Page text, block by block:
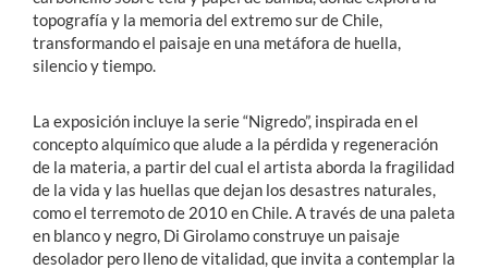
topografía y la memoria del extremo sur de Chile,
transformando el paisaje en una metáfora de huella,
silencio y tiempo.
La exposición incluye la serie “Nigredo”, inspirada en el
concepto alquímico que alude a la pérdida y regeneración
de la materia, a partir del cual el artista aborda la fragilidad
de la vida y las huellas que dejan los desastres naturales,
como el terremoto de 2010 en Chile. A través de una paleta
en blanco y negro, Di Girolamo construye un paisaje
desolador pero lleno de vitalidad, que invita a contemplar la